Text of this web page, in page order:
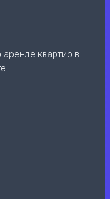
квартир в